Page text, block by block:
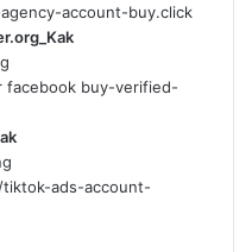
ế
account-buy.click
ế
facebook buy-verified-
ế
ads-account-